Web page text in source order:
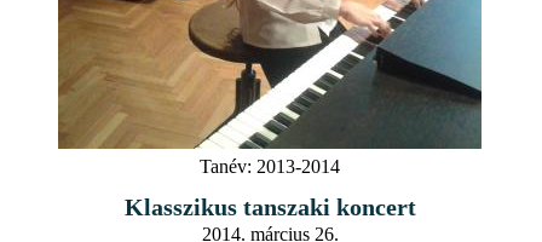
Tanév: 2013-2014
Klasszikus tanszaki koncert
2014. március 26.